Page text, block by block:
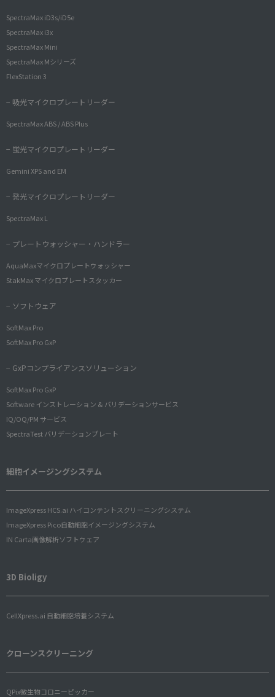
SpectraMax iD3s/iD5e
SpectraMax i3x
SpectraMax Mini
SpectraMax Mシリーズ
FlexStation 3
− 吸光マイクロプレートリーダー
SpectraMax ABS / ABS Plus
− 蛍光マイクロプレートリーダー
Gemini XPS and EM
− 発光マイクロプレートリーダー
SpectraMax L
− プレートウォッシャー・ハンドラー
AquaMaxマイクロプレートウォッシャー
StakMax マイクロプレートスタッカー
− ソフトウェア
SoftMax Pro
SoftMax Pro GxP
− GxPコンプライアンスソリューション
SoftMax Pro GxP
Software インストレーション & バリデーションサービス
IQ/OQ/PM サービス
SpectraTest バリデーションプレート
細胞イメージングシステム
ImageXpress HCS.ai ハイコンテントスクリーニングシステム
ImageXpress Pico自動細胞イメージングシステム
IN Carta画像解析ソフトウェア
3D Bioligy
CellXpress.ai 自動細胞培養システム
クローンスクリーニング
QPix微生物コロニーピッカー